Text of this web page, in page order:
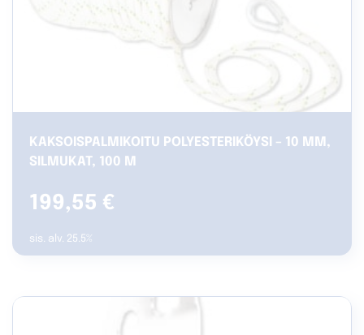
KAKSOISPALMIKOITU POLYESTERIKÖYSI – 10 MM,
SILMUKAT, 100 M
199,55 €
sis. alv. 25.5%